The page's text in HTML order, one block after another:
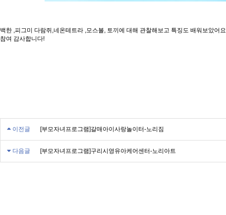
백한 ,피그미 다람쥐,네온테트라 ,모스볼, 토끼에 대해 관찰해보고 특징도 배워보았어요
참여 감사합니다!
이전글 [부모자녀프로그램]갈매아이사랑놀이터-노리짐
다음글 [부모자녀프로그램]구리시영유아케어센터-노리아트